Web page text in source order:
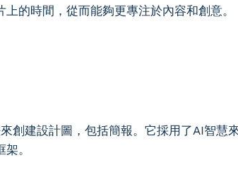
的時間，從而能夠更專注於內容和創意。
創建設計圖，包括簡報。它採用了AI智慧
。